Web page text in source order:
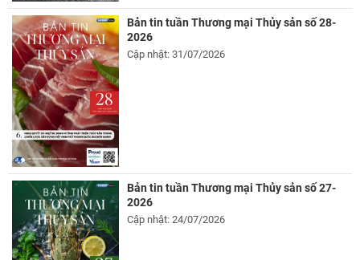
Bản tin tuần Thương mại Thủy sản số 28-
2026
Cập nhật: 31/07/2026
Bản tin tuần Thương mại Thủy sản số 27-
2026
Cập nhật: 24/07/2026